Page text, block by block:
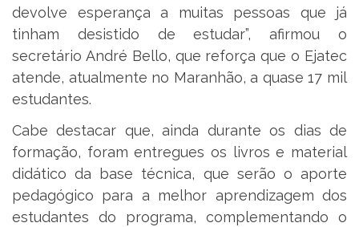
devolve esperança a muitas pessoas que já
tinham desistido de estudar”, afirmou o
secretário André Bello, que reforça que o Ejatec
atende, atualmente no Maranhão, a quase 17 mil
estudantes.
Cabe destacar que, ainda durante os dias de
formação, foram entregues os livros e material
didático da base técnica, que serão o aporte
pedagógico para a melhor aprendizagem dos
estudantes do programa, complementando o